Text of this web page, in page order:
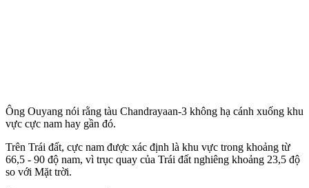
Ông Ouyang nói rằng tàu Chandrayaan-3 không hạ cánh xuống khu
vực cực nam hay gần đó.
Trên Trái đất, cực nam được xác định là khu vực trong khoảng từ
66,5 - 90 độ nam, vì trục quay của Trái đất nghiêng khoảng 23,5 độ
so với Mặt trời.